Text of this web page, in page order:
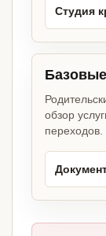
Студия
обзор
переходов.